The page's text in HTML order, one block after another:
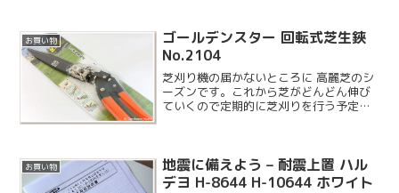
ディアを勢いよく飛ばす能力を得たよう
で、人を驚かす...
お買い物
ゴールデンスター 回転式芝生鋏
No.2104
芝刈り機の届かないところに 高麗芝のシ
ーズンです。これから芝がどんどん伸び
ていくので定期的に芝刈りを行う予定で
カバーを外せば...
お買い物
地震に備えよう – 耐震上置 ハル
デヨ H-8644 H-10644 ホワイト